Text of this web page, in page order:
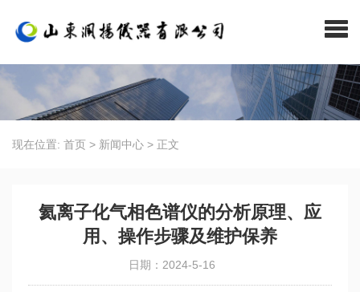
现在位置: 首页 > 新闻中心 > 正文
氦离子化气相色谱仪的分析原理、应
用、操作步骤及维护保养
日期：2024-5-16